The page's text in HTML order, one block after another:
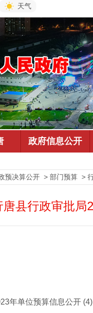
天气
预决算公开 > 部门预算 >
唐县行政审批局
年单位预算信息公开